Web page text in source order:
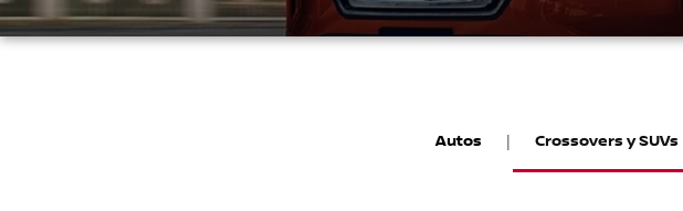
Autos | Crossovers y SUVs